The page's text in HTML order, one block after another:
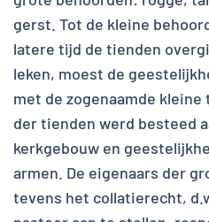
gerst. Tot de kleine
latere tijd de tienden
leken, moest de
met de zogenaamde
der tienden werd besteed
kerkgebouw en
armen. De eigenaars der
tevens het collatierecht,